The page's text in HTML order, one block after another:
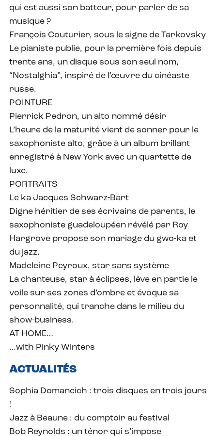
qui est aussi son batteur, pour parler de sa
musique ?
François Couturier, sous le signe de Tarkovsky
Le pianiste publie, pour la première fois depuis
trente ans, un disque sous son seul nom,
“Nostalghia”, inspiré de l’œuvre du cinéaste
russe.
POINTURE
Pierrick Pedron, un alto nommé désir
L’heure de la maturité vient de sonner pour le
saxophoniste alto, grâce à un album brillant
enregistré à New York avec un quartette de
luxe.
PORTRAITS
Le ka Jacques Schwarz-Bart
Digne héritier de ses écrivains de parents, le
saxophoniste guadeloupéen révélé par Roy
Hargrove propose son mariage du gwo-ka et
du jazz.
Madeleine Peyroux, star sans système
La chanteuse, star à éclipses, lève en partie le
voile sur ses zones d’ombre et évoque sa
personnalité, qui tranche dans le milieu du
show-business.
AT HOME…
…with Pinky Winters
ACTUALITÉS
Sophia Domancich : trois disques en trois jours
!
Jazz à Beaune : du comptoir au festival
Bob Reynolds : un ténor qui s’impose